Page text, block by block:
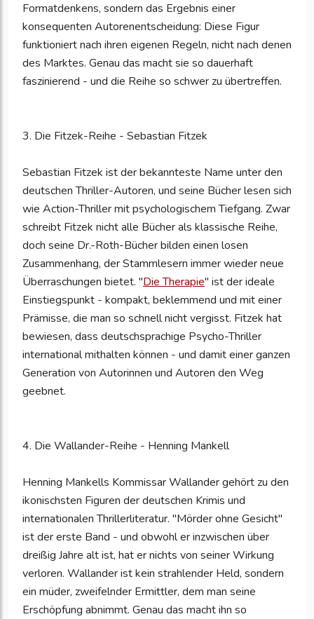
Formatdenkens, sondern das Ergebnis einer
konsequenten Autorenentscheidung: Diese Figur
funktioniert nach ihren eigenen Regeln, nicht nach denen
des Marktes. Genau das macht sie so dauerhaft
faszinierend - und die Reihe so schwer zu übertreffen.
3. Die Fitzek-Reihe - Sebastian Fitzek
Sebastian Fitzek ist der bekannteste Name unter den
deutschen Thriller-Autoren, und seine Bücher lesen sich
wie Action-Thriller mit psychologischem Tiefgang. Zwar
schreibt Fitzek nicht alle Bücher als klassische Reihe,
doch seine Dr.-Roth-Bücher bilden einen losen
Zusammenhang, der Stammlesern immer wieder neue
Überraschungen bietet. "Die Therapie" ist der ideale
Einstiegspunkt - kompakt, beklemmend und mit einer
Prämisse, die man so schnell nicht vergisst. Fitzek hat
bewiesen, dass deutschsprachige Psycho-Thriller
international mithalten können - und damit einer ganzen
Generation von Autorinnen und Autoren den Weg
geebnet.
4. Die Wallander-Reihe - Henning Mankell
Henning Mankells Kommissar Wallander gehört zu den
ikonischsten Figuren der deutschen Krimis und
internationalen Thrillerliteratur. "Mörder ohne Gesicht"
ist der erste Band - und obwohl er inzwischen über
dreißig Jahre alt ist, hat er nichts von seiner Wirkung
verloren. Wallander ist kein strahlender Held, sondern
ein müder, zweifelnder Ermittler, dem man seine
Erschöpfung abnimmt. Genau das macht ihn so